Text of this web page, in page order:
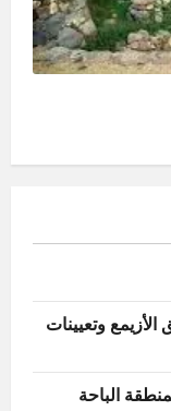
وتعيينات
الباحة